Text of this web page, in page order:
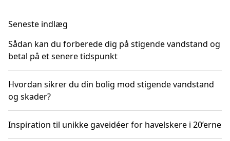
Seneste indlæg
Sådan kan du forberede dig på stigende vandstand og
betal på et senere tidspunkt
Hvordan sikrer du din bolig mod stigende vandstand
og skader?
Inspiration til unikke gaveidéer for havelskere i 20’erne